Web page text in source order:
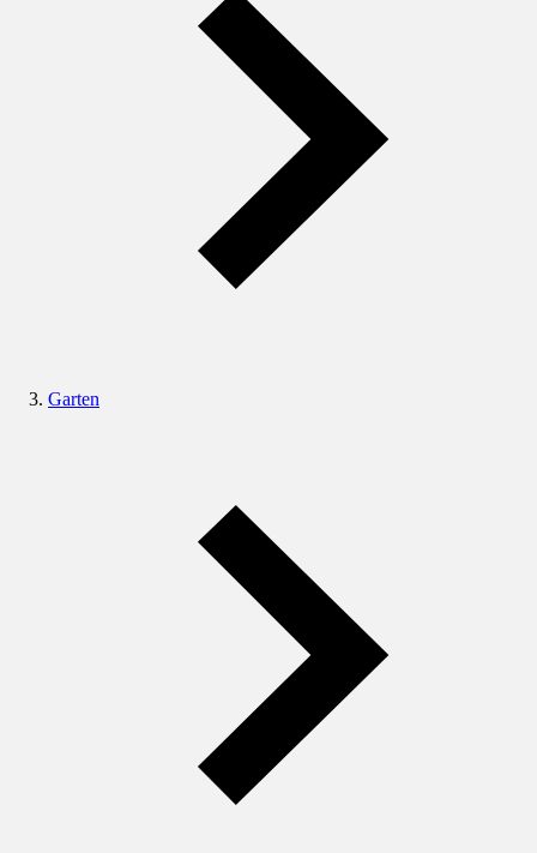
Garten